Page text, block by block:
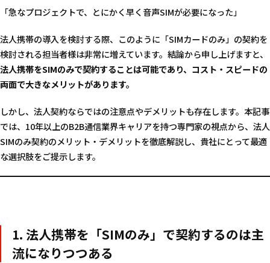
「急なプロジェクトで、とにかく早く音声SIMが必要になった」
法人携帯の導入を検討する際、このように「SIMカードのみ」の契約を
検討される担当者様は非常に増えています。結論から申し上げますと、
法人携帯をSIMのみで契約することは可能であり、コスト・スピードの
両面で大きなメリットがあります。
しかし、法人契約ならではの注意点やデメリットも存在します。本記事
では、10年以上のB2B通信業界キャリアを持つ専門家の視点から、法人
SIMのみ契約のメリット・デメリットを徹底解説し、貴社にとって最適
な選択肢をご提示します。
1. 法人携帯を「SIMのみ」で契約するのは主
流になりつつある